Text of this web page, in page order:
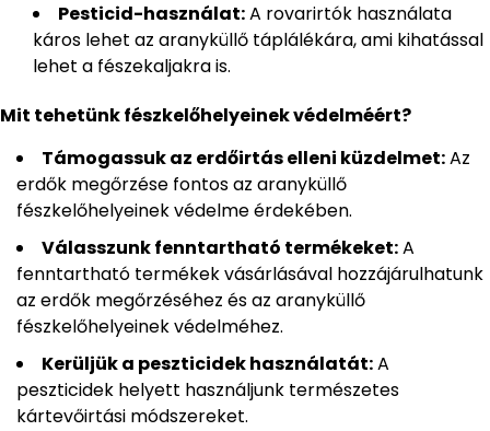
Pesticid-használat:A rovarirtók használata
káros lehet az aranyküllő táplálékára, ami kihatással
lehet a fészekaljakra is.
Mit tehetünk fészkelőhelyeinek védelméért?
Támogassuk az erdőirtás elleni küzdelmet:Az
erdők megőrzése fontos az aranyküllő
fészkelőhelyeinek védelme érdekében.
Válasszunk fenntartható termékeket:A
fenntartható termékek vásárlásával hozzájárulhatunk
az erdők megőrzéséhez és az aranyküllő
fészkelőhelyeinek védelméhez.
Kerüljük a peszticidek használatát:A
peszticidek helyett használjunk természetes
kártevőirtási módszereket.